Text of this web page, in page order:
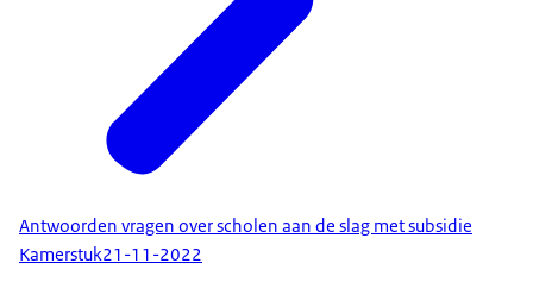
Antwoorden vragen over scholen aan de slag met subsidie
Kamerstuk21-11-2022